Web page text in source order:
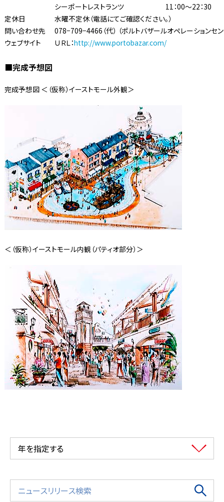
シーポートレストランツ
11：00〜22：30
定休日
水曜不定休（電話にてご確認ください。）
問い合わせ先
078−709−4466（代） （ポルトバザールオペレーションセン
ウェブサイト
ＵＲＬ：http://www.portobazar.com/
■完成予想図
完成予想図 ＜（仮称）イーストモール外観＞
＜（仮称）イーストモール内観（パティオ部分）＞
年を指定する